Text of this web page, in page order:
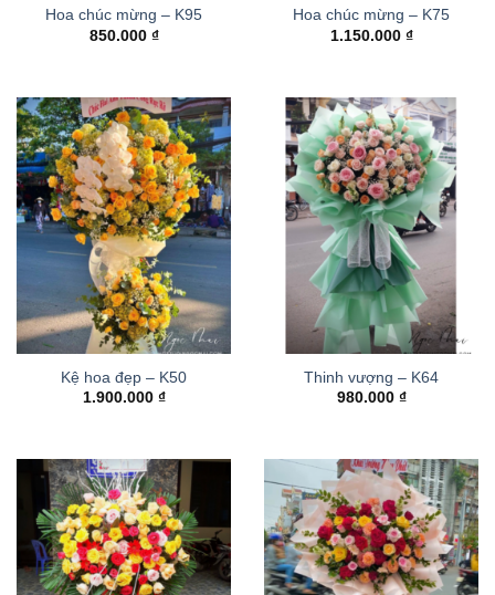
Hoa chúc mừng – K95
850.000 ₫
Hoa chúc mừng – K75
1.150.000 ₫
Kệ hoa đẹp – K50
1.900.000 ₫
Thinh vượng – K64
980.000 ₫